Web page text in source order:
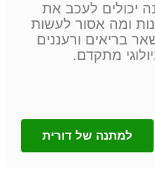
יכולים לעכב את
ומה אסור לעשות
בריאים ורעננים
מתקדם.
למתנה של דורית